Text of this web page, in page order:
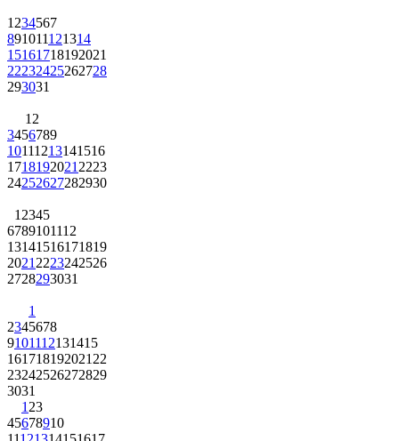
1 234567
891011121314
15161718192021
22232425262728
293031
1 2
3456789
10111213141516
1718192021 2223
24252627282930
1 2345
6789101112
13141516171819
2021 2223242526
2728293031
1
2345678
9101112131415
161718192021 22
23242526272829
3031
1 23
45678910